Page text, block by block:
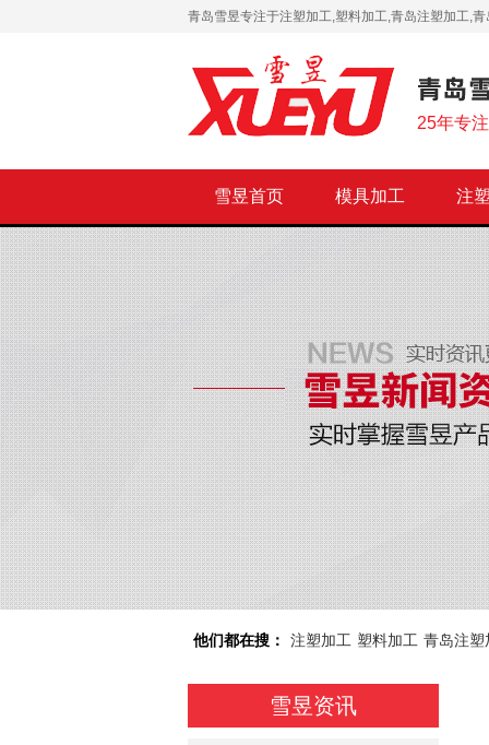
青岛雪昱专注于注塑加工,塑料加工,青岛注塑加工,
25年专
雪昱首页 模具加工 注
他们都在搜： 注塑加工 塑料加工 青岛注塑
雪昱资讯